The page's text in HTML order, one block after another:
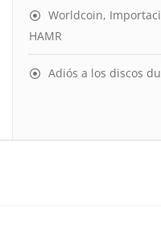
Worldcoin,
HAMR
Adiós a los discos